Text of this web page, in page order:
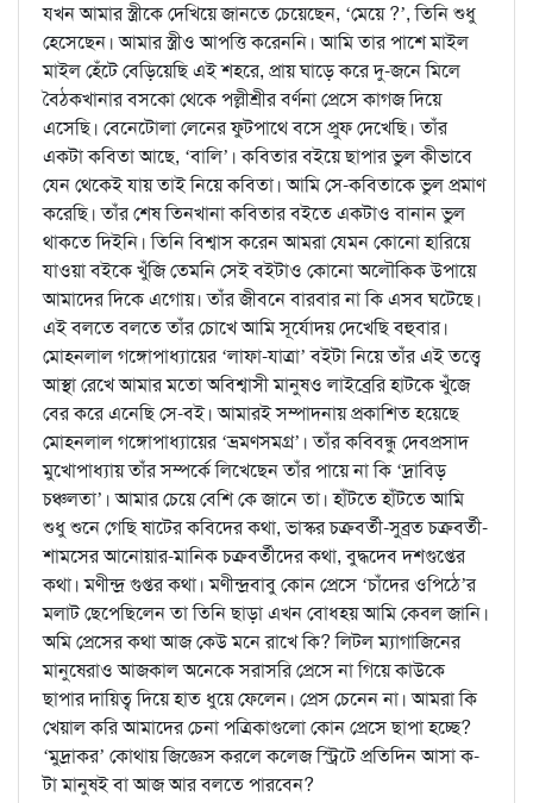
যখন আমার স্ত্রীকে দেখিয়ে জানতে চেয়েছেন, ‘মেয়ে ?’, তিনি শুধু
হেসেছেন। আমার স্ত্রীও আপত্তি করেননি। আমি তার পাশে মাইল
মাইল হেঁটে বেড়িয়েছি এই শহরে, প্রায় ঘাড়ে করে দু-জনে মিলে
বৈঠকখানার বসকো থেকে পল্লীশ্রীর বর্ণনা প্রেসে কাগজ দিয়ে
এসেছি। বেনেটোলা লেনের ফুটপাথে বসে প্রুফ দেখেছি। তাঁর
একটা কবিতা আছে, ‘বালি’। কবিতার বইয়ে ছাপার ভুল কীভাবে
যেন থেকেই যায় তাই নিয়ে কবিতা। আমি সে-কবিতাকে ভুল প্রমাণ
করেছি। তাঁর শেষ তিনখানা কবিতার বইতে একটাও বানান ভুল
থাকতে দিইনি। তিনি বিশ্বাস করেন আমরা যেমন কোনো হারিয়ে
যাওয়া বইকে খুঁজি তেমনি সেই বইটাও কোনো অলৌকিক উপায়ে
আমাদের দিকে এগোয়। তাঁর জীবনে বারবার না কি এসব ঘটেছে।
এই বলতে বলতে তাঁর চোখে আমি সূর্যোদয় দেখেছি বহুবার।
মোহনলাল গঙ্গোপাধ্যায়ের ‘লাফা-যাত্রা’ বইটা নিয়ে তাঁর এই তত্ত্বে
আস্থা রেখে আমার মতো অবিশ্বাসী মানুষও লাইব্রেরি হাটকে খুঁজে
বের করে এনেছি সে-বই। আমারই সম্পাদনায় প্রকাশিত হয়েছে
মোহনলাল গঙ্গোপাধ্যায়ের ‘ভ্রমণসমগ্র’। তাঁর কবিবন্ধু দেবপ্রসাদ
মুখোপাধ্যায় তাঁর সম্পর্কে লিখেছেন তাঁর পায়ে না কি ‘দ্রাবিড়
চঞ্চলতা’। আমার চেয়ে বেশি কে জানে তা। হাঁটতে হাঁটতে আমি
শুধু শুনে গেছি ষাটের কবিদের কথা, ভাস্কর চক্রবর্তী-সুব্রত চক্রবর্তী-
শামসের আনোয়ার-মানিক চক্রবর্তীদের কথা, বুদ্ধদেব দশগুপ্তের
কথা। মণীন্দ্র গুপ্তর কথা। মণীন্দ্রবাবু কোন প্রেসে ‘চাঁদের ওপিঠে’র
মলাট ছেপেছিলেন তা তিনি ছাড়া এখন বোধহয় আমি কেবল জানি।
অমি প্রেসের কথা আজ কেউ মনে রাখে কি? লিটল ম্যাগাজিনের
মানুষেরাও আজকাল অনেকে সরাসরি প্রেসে না গিয়ে কাউকে
ছাপার দায়িত্ব দিয়ে হাত ধুয়ে ফেলেন। প্রেস চেনেন না। আমরা কি
খেয়াল করি আমাদের চেনা পত্রিকাগুলো কোন প্রেসে ছাপা হচ্ছে?
‘মুদ্রাকর’ কোথায় জিজ্ঞেস করলে কলেজ স্ট্রিটে প্রতিদিন আসা ক-
টা মানুষই বা আজ আর বলতে পারবেন?